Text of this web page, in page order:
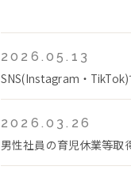
2026.05.13
SNS(Instagram・
2026.03.26
男性社員の育児休業等取